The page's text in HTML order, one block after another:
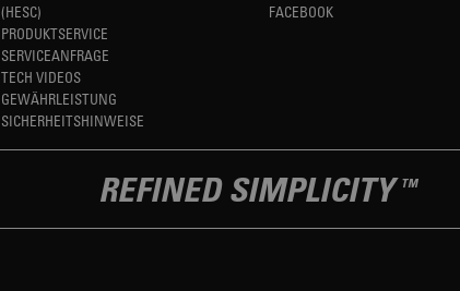
(HESC)
PRODUKTSERVICE
SERVICEANFRAGE
TECH VIDEOS
GEWÄHRLEISTUNG
SICHERHEITSHINWEISE
FACEBOOK
REFINED SIMPLICITY TM